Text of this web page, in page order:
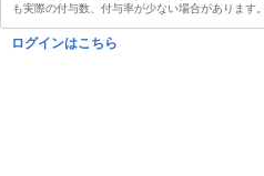
も実際の付与数、付与率が少ない場合があります
ログインはこちら